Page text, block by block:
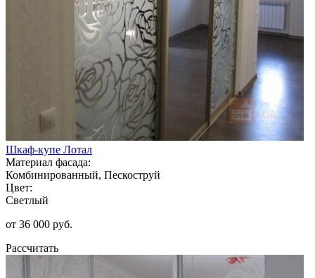
Шкаф-купе Лотал
Материал фасада:
Комбинированный, Пескоструй
Цвет:
Светлый
от 36 000 руб.
Рассчитать